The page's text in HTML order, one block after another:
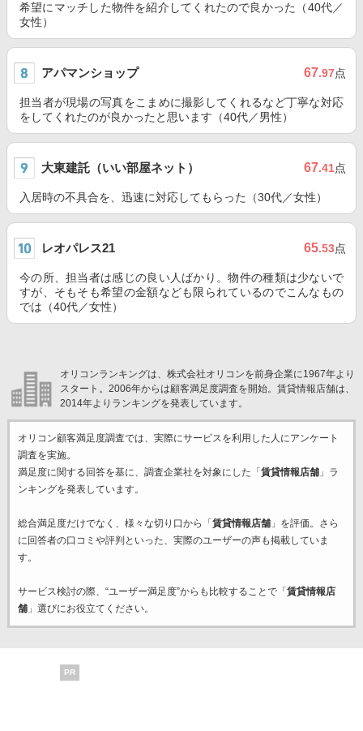
希望にマッチした物件を紹介してくれたので良かった（40代／
女性）
アパマンショップ 67.97点
担当者が現場の写真をこまめに撮影してくれるなど丁寧な対応
をしてくれたのが良かったと思います（40代／男性）
大東建託（いい部屋ネット） 67.41点
入居時の不具合を、迅速に対応してもらった（30代／女性）
レオパレス21 65.53点
今の所、担当者は感じの良い人ばかり。物件の種類は少ないで
すが、そもそも希望の金額なども限られているのでこんなもの
では（40代／女性）
オリコンランキングは、株式会社オリコンを前身企業に1967年より
スタート。2006年からは顧客満足度調査を開始。賃貸情報店舗は、
2014年よりランキングを発表しています。
オリコン顧客満足度調査では、実際にサービスを利用した 人にアンケート
調査を実施。
満足度に関する回答を基に、調査企業社を対象にした「 賃貸情報店舗」ラ
ンキングを発表しています。
総合満足度だけでなく、様々な切り口から「 賃貸情報店舗」を評価。さら
に回答者の口コミや評判といった、実際のユーザーの声も掲載していま
す。
サービス検討の際、“ユーザー満足度”からも比較することで「 賃貸情報店
舗」選びにお役立てください。
PR